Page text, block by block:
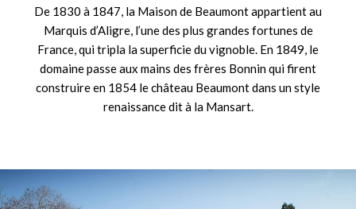
De 1830 à 1847, la Maison de Beaumont appartient au
Marquis d’Aligre, l’une des plus grandes fortunes de
France, qui tripla la superficie du vignoble. En 1849, le
domaine passe aux mains des frères Bonnin qui firent
construire en 1854 le château Beaumont dans un style
renaissance dit à la Mansart.